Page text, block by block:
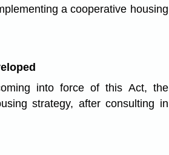
a cooperative housing
into force of this Act, the
strategy, after consulting in